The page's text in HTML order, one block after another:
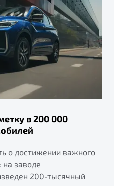
в 200 000
о достижении важного
на заводе
200-тысячный